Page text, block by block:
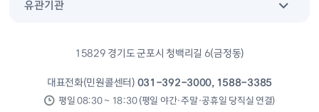
유관기관
15829 경기도 군포시 청백리길 6(금정동)
대표전화(민원콜센터) 031-392-3000, 1588-3385
평일 08:30 ~ 18:30 (평일 야간·주말·공휴일 당직실 연결)